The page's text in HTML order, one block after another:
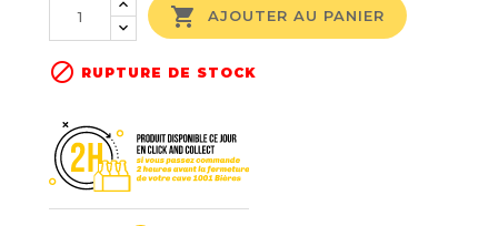
 AJOUTER AU PANIER
 RUPTURE DE STOCK